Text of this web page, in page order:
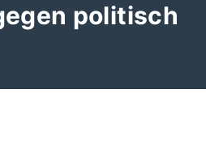
politisch